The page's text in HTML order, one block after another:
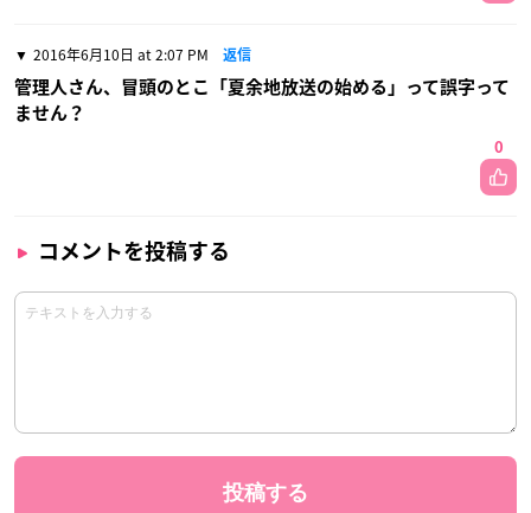
2016年6月10日 at 2:07 PM 返信
管理人さん、冒頭のとこ「夏余地放送の始める」って誤字って
ません？
0
コメントを投稿する